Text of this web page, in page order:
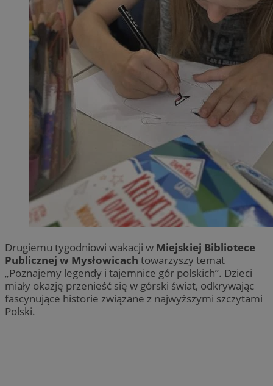
Drugiemu tygodniowi wakacji w Miejskiej Bibliotece
Publicznej w Mysłowicach towarzyszy temat
„Poznajemy legendy i tajemnice gór polskich”. Dzieci
miały okazję przenieść się w górski świat, odkrywając
fascynujące historie związane z najwyższymi szczytami
Polski.